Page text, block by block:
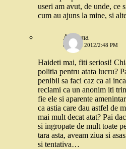
useri am avut, de unde, ce
cum au ajuns la mine, si
Adriana
8 IULIE 2012/2:48 PM
Haideti mai, fiti seriosi!
politia pentru atata lucru?
penibil sa faci caz ca ai
reclami ca un anonim iti
fie ele si aparente
ca astia care dau astfel de
mai mult decat atat? Pai
si ingropate de mult toate
tara asta, aveam ziua si
si tentativa…